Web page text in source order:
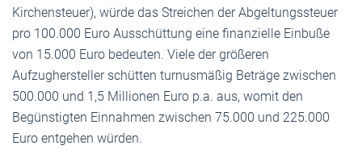
Kirchensteuer), würde das Streichen der Abgeltungssteuer
pro 100.000 Euro Ausschüttung eine finanzielle Einbuße
von 15.000 Euro bedeuten. Viele der größeren
Aufzughersteller schütten turnusmäßig Beträge zwischen
500.000 und 1,5 Millionen Euro p.a. aus, womit den
Begünstigten Einnahmen zwischen 75.000 und 225.000
Euro entgehen würden.